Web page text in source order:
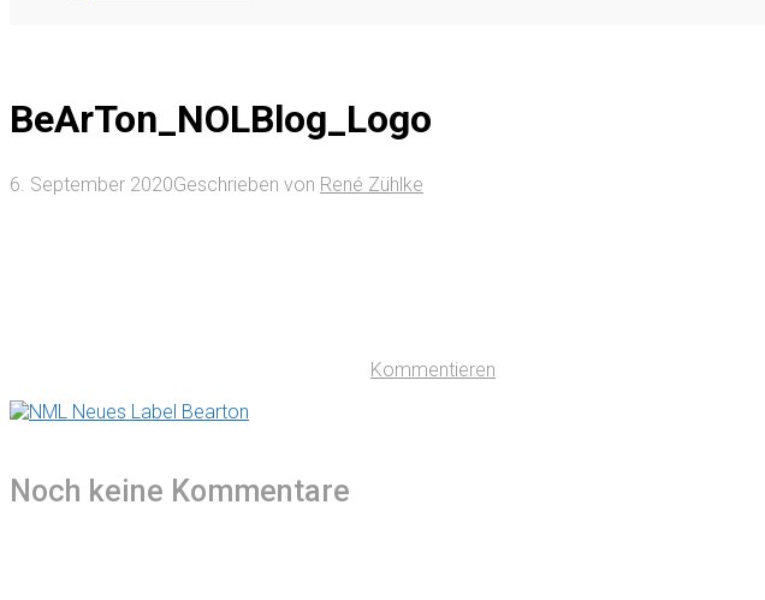
BeArTon_NOLBlog_Logo
6. September 2020Geschrieben von René Zühlke
Kommentieren
Noch keine Kommentare